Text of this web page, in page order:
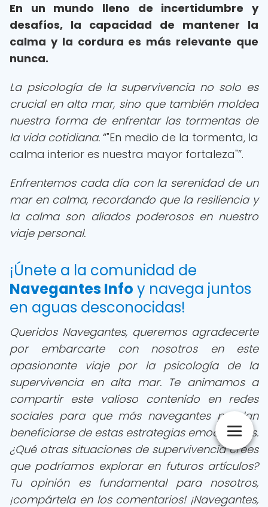
En un mundo lleno de incertidumbre y
desafíos, la capacidad de mantener la
calma y la cordura es más relevante que
nunca.
La psicología de la supervivencia no solo es
crucial en alta mar, sino que también moldea
nuestra forma de enfrentar las tormentas de
la vida cotidiana. "En medio de la tormenta, la
calma interior es nuestra mayor fortaleza" .
Enfrentemos cada día con la serenidad de un
mar en calma, recordando que la resiliencia y
la calma son aliados poderosos en nuestro
viaje personal.
¡Únete a la comunidad de
Navegantes Info y navega juntos
en aguas desconocidas!
Queridos Navegantes, queremos agradecerte
por embarcarte con nosotros en este
apasionante viaje por la psicología de la
supervivencia en alta mar. Te animamos a
compartir este valioso contenido en redes
sociales para que más navegantes puedan
beneficiarse de estas estrategias emocionales.
¿Qué otras situaciones de supervivencia crees
que podríamos explorar en futuros artículos?
Tu opinión es fundamental para nosotros,
¡compártela en los comentarios! ¡Navegantes,